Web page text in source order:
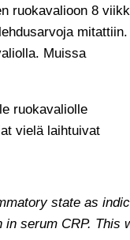
ruokavalioon 8
mitattiin.
Muissa
ruokavaliolle
vielä laihtuivat
state as
serum CRP. This